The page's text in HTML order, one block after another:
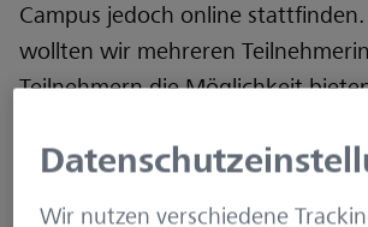
Campus jedoch online
wollten wir mehreren
Teilnehmern die Möglichkeit
anzuwenden und haben uns
Wir nutzen verschiedene